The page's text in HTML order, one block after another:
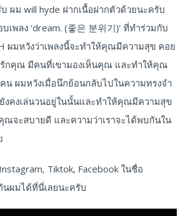
ผม will hyde ฝากเนื้อฝากตัวด้วยนะครับ
พลง ‘dream. (좋은 분위기)’ ที่ทำร่วมกับ
ผมหวังว่าเพลงนี้จะทำให้คุณมีความสุข คอย
รักคุณ มีคนที่เขามองเห็นคุณ และทำให้คุณ
น ผมหวังเมื่อนึกย้อนกลับไปในความทรงจำ
งคงเล่นวนอยู่ในนั้นและทำให้คุณมีความสุข
ณจะสบายดี และความว่าเราจะได้พบกันใน
Tiktok, Facebook ในชื่อ
นผมได้ที่นี่เลยนะครับ